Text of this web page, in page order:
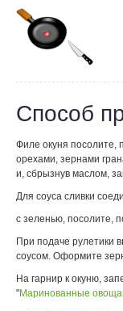
Способ
Филе окуня посолите,
орехами, зернами
и, сбрызнув маслом,
Для соуса сливки
с зеленью, посолите,
При подаче рулетики
соусом. Оформите
На гарнир к окуню,
"Маринованные